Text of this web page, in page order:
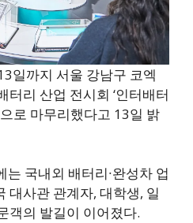
일까지 서울 강남구 코엑
터리 산업 전시회 ‘인터배터
로 마무리했다고 13일 밝
는 국내외 배터리∙완성차 업
대사관 관계자, 대학생, 일
객의 발길이 이어졌다.